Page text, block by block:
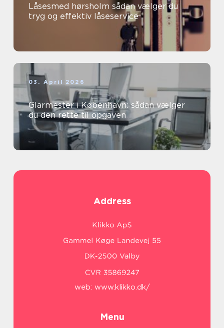
Låsesmed hørsholm sådan vælger du
tryg og effektiv låseservice
03. April 2026
Glarmester i København: sådan vælger
du den rette til opgaven
Address
web: www.klikko.dk/
Menu